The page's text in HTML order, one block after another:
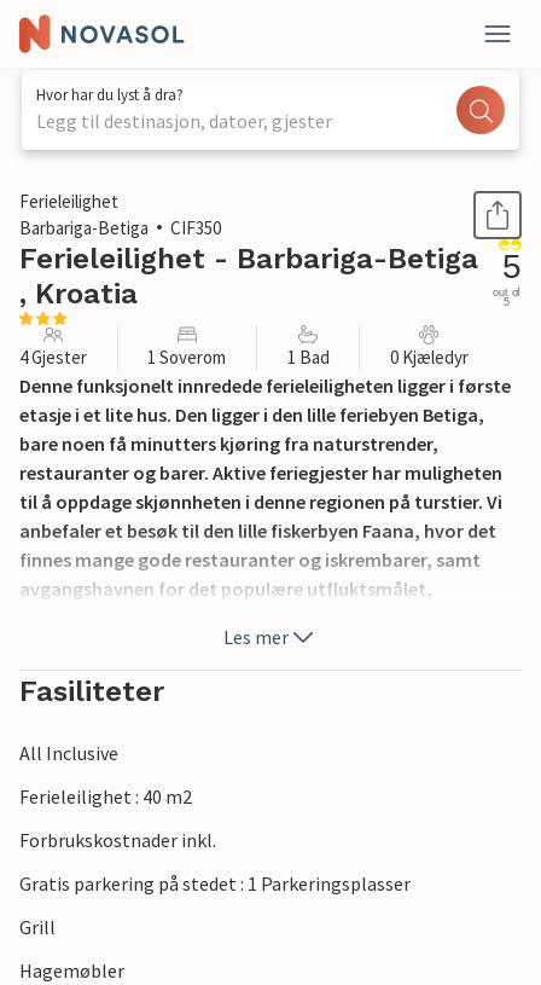
Hvor har du lyst å dra?
Legg til destinasjon, datoer, gjester
1 / 18
Ferieleilighet
Barbariga-Betiga
CIF350
Ferieleilighet - Barbariga-Betiga
, Kroatia
5
out of
5
4 Gjester 1 Soverom 1 Bad 0 Kjæledyr
Denne funksjonelt innredede ferieleiligheten ligger i første
etasje i et lite hus. Den ligger i den lille feriebyen Betiga,
bare noen få minutters kjøring fra naturstrender,
restauranter og barer. Aktive feriegjester har muligheten
til å oppdage skjønnheten i denne regionen på turstier. Vi
anbefaler et besøk til den lille fiskerbyen Faana, hvor det
finnes mange gode restauranter og iskrembarer, samt
avgangshavnen for det populære utfluktsmålet,
Les mer
Fasiliteter
All Inclusive
Ferieleilighet : 40 m2
Forbrukskostnader inkl.
Gratis parkering på stedet : 1 Parkeringsplasser
Grill
Hagemøbler